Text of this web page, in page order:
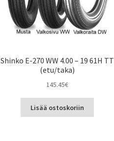
Shinko E-270 WW 4.00 – 19 61H TT
(etu/taka)
145.45€
Lisää ostoskoriin